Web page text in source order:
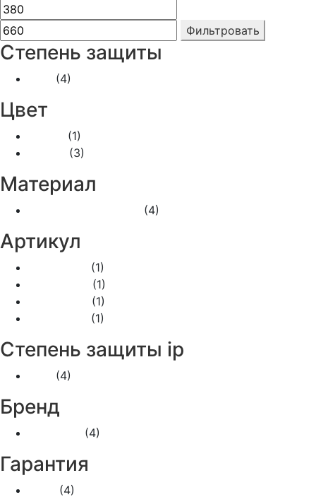
Фильтровать
Степень защиты
(4)
Цвет
(1)
(3)
Материал
(4)
Артикул
(1)
(1)
(1)
(1)
Степень защиты ip
(4)
Бренд
(4)
Гарантия
(4)